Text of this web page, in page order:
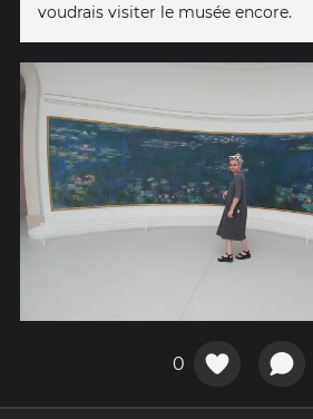
voudrais visiter le musée encore.
0